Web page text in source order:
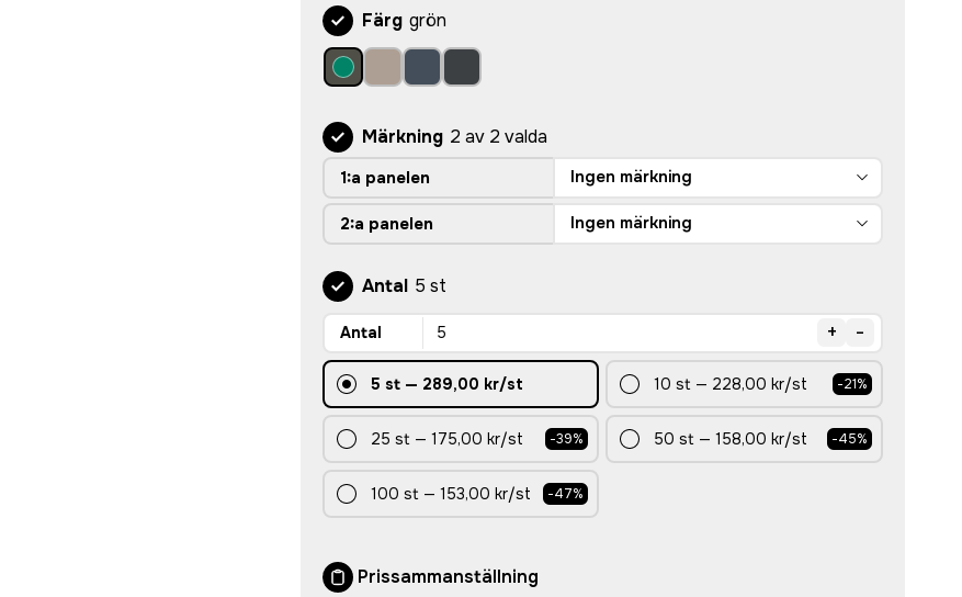
Färg grön
Märkning 2 av 2 valda
1:a panelen Ingen märkning
2:a panelen Ingen märkning
Antal 5 st
Antal + -
5 st— 289,00 kr/st 10 st — 228,00 kr/st -21%
25 st — 175,00 kr/st -39% 50 st —158,00 kr/st -45%
100 st — 153,00 kr/st -47%
Prissammanställning